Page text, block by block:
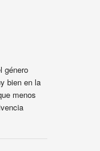
género
bien en la
menos